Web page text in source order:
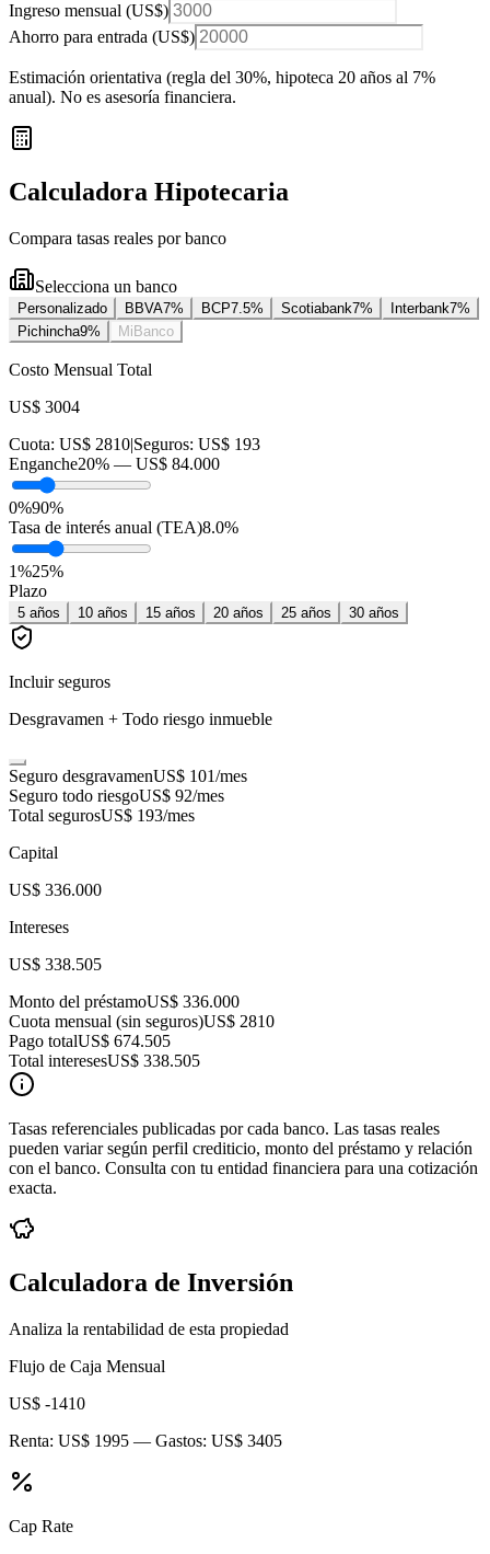
Ingreso mensual (US$)
Ahorro para entrada (US$)
Estimación orientativa (regla del 30%, hipoteca 20 años al 7%
anual). No es asesoría financiera.
Calculadora Hipotecaria
Compara tasas reales por banco
Selecciona un banco
Personalizado BBVA7% BCP7.5% Scotiabank7% Interbank7%
Pichincha9% MiBanco
Costo Mensual Total
US$ 3004
Cuota: US$ 2810|Seguros: US$ 193
Enganche20% — US$ 84.000
0%90%
Tasa de interés anual (TEA)8.0%
1%25%
Plazo
5 años 10 años 15 años 20 años 25 años 30 años
Incluir seguros
Desgravamen + Todo riesgo inmueble
Seguro desgravamenUS$ 101/mes
Seguro todo riesgoUS$ 92/mes
Total segurosUS$ 193/mes
Capital
US$ 336.000
Intereses
US$ 338.505
Monto del préstamoUS$ 336.000
Cuota mensual (sin seguros)US$ 2810
Pago totalUS$ 674.505
Total interesesUS$ 338.505
Tasas referenciales publicadas por cada banco. Las tasas reales
pueden variar según perfil crediticio, monto del préstamo y relación
con el banco. Consulta con tu entidad financiera para una cotización
exacta.
Calculadora de Inversión
Analiza la rentabilidad de esta propiedad
Flujo de Caja Mensual
US$ -1410
Renta: US$ 1995 — Gastos: US$ 3405
Cap Rate